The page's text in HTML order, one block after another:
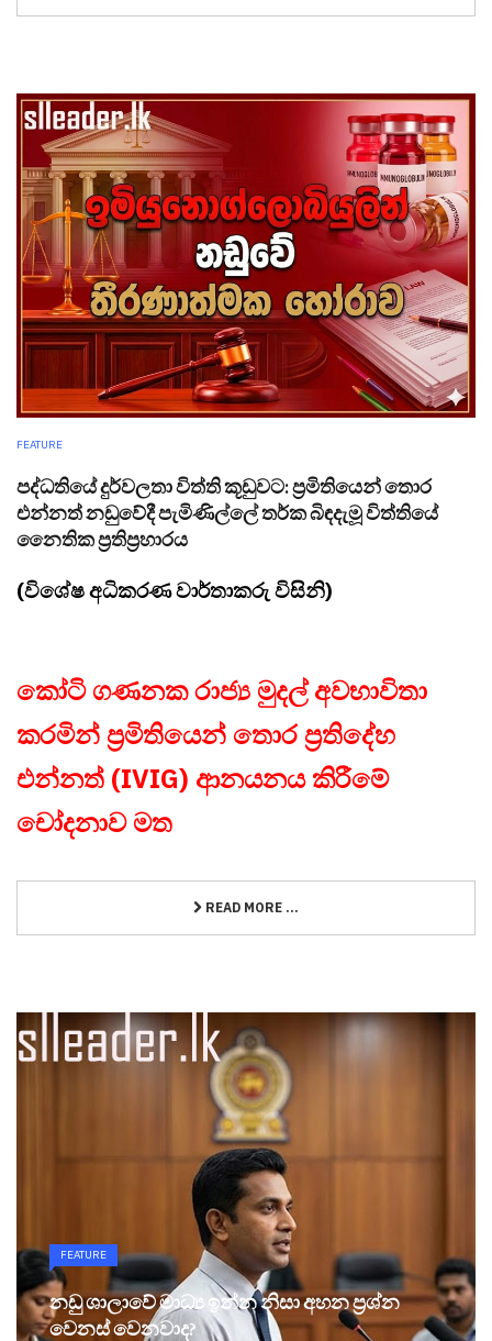
FEATURE
පද්ධතියේ දුර්වලතා විත්ති කූඩුවට: ප්‍රමිතියෙන් තොර
එන්නත් නඩුවේදී පැමිණිල්ලේ තර්ක බිඳදැමූ විත්තියේ
නෛතික ප්‍රතිප්‍රහාරය
(විශේෂ අධිකරණ වාර්තාකරු විසිනි)
කෝටි ගණනක රාජ්‍ය මුදල් අවභාවිතා
කරමින් ප්‍රමිතියෙන් තොර ප්‍රතිදේහ
එන්නත් (IVIG) ආනයනය කිරීමේ
චෝදනාව මත
READ MORE ...
FEATURE
නඩු ශාලාවේ මාධ්‍ය ඉන්න නිසා අහන ප්‍රශ්න
වෙනස් වෙනවාද?